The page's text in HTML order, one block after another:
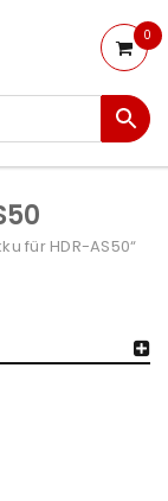
0
für HDR-AS50“